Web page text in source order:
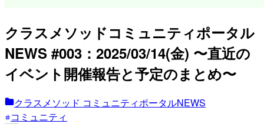
クラスメソッドコミュニティポータル
NEWS #003：2025/03/14(金) 〜直近の
イベント開催報告と予定のまとめ〜
クラスメソッド コミュニティポータルNEWS
コミュニティ